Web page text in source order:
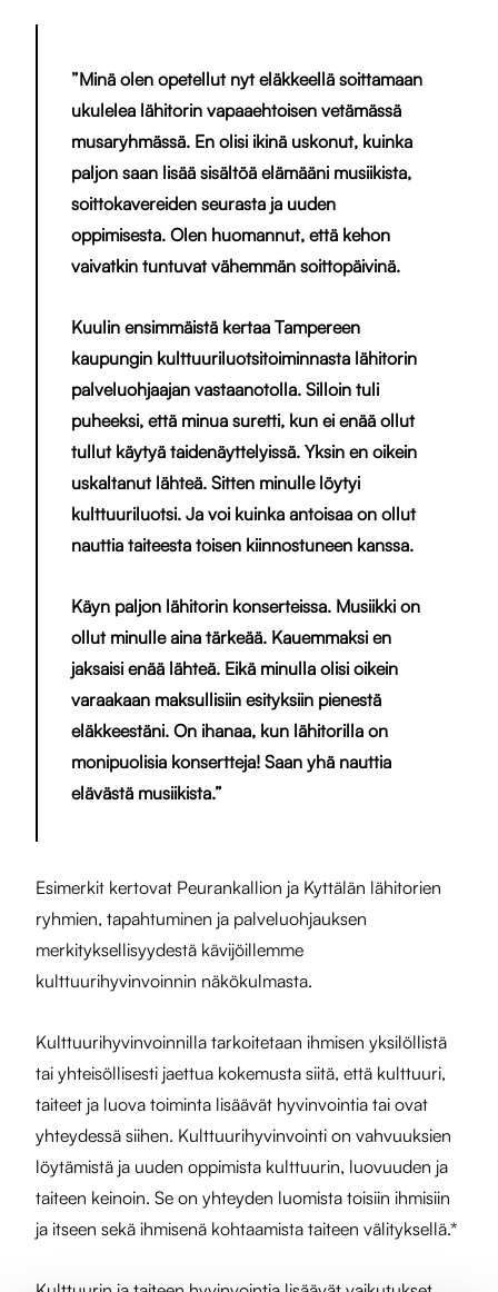
”Minä olen opetellut nyt eläkkeellä soittamaan
ukulelea lähitorin vapaaehtoisen vetämässä
musaryhmässä. En olisi ikinä uskonut, kuinka
paljon saan lisää sisältöä elämääni musiikista,
soittokavereiden seurasta ja uuden
oppimisesta. Olen huomannut, että kehon
vaivatkin tuntuvat vähemmän soittopäivinä.
Kuulin ensimmäistä kertaa Tampereen
kaupungin kulttuuriluotsitoiminnasta lähitorin
palveluohjaajan vastaanotolla. Silloin tuli
puheeksi, että minua suretti, kun ei enää ollut
tullut käytyä taidenäyttelyissä. Yksin en oikein
uskaltanut lähteä. Sitten minulle löytyi
kulttuuriluotsi. Ja voi kuinka antoisaa on ollut
nauttia taiteesta toisen kiinnostuneen kanssa.
Käyn paljon lähitorin konserteissa. Musiikki on
ollut minulle aina tärkeää. Kauemmaksi en
jaksaisi enää lähteä. Eikä minulla olisi oikein
varaakaan maksullisiin esityksiin pienestä
eläkkeestäni. On ihanaa, kun lähitorilla on
monipuolisia konsertteja! Saan yhä nauttia
elävästä musiikista.”
Esimerkit kertovat Peurankallion ja Kyttälän lähitorien
ryhmien, tapahtuminen ja palveluohjauksen
merkityksellisyydestä kävijöillemme
kulttuurihyvinvoinnin näkökulmasta.
Kulttuurihyvinvoinnilla tarkoitetaan ihmisen yksilöllistä
tai yhteisöllisesti jaettua kokemusta siitä, että kulttuuri,
taiteet ja luova toiminta lisäävät hyvinvointia tai ovat
yhteydessä siihen. Kulttuurihyvinvointi on vahvuuksien
löytämistä ja uuden oppimista kulttuurin, luovuuden ja
taiteen keinoin. Se on yhteyden luomista toisiin ihmisiin
ja itseen sekä ihmisenä kohtaamista taiteen välityksellä.*